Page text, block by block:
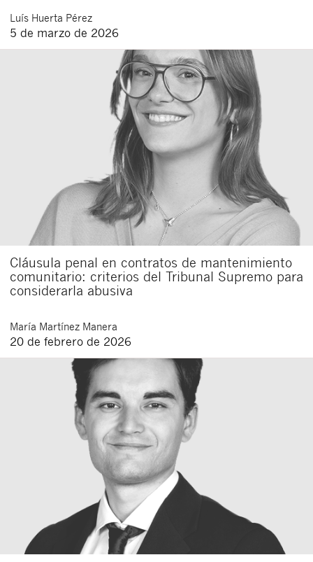
Luís Huerta Pérez
5 de marzo de 2026
Cláusula penal en contratos de mantenimiento
comunitario: criterios del Tribunal Supremo para
considerarla abusiva
María Martínez Manera
20 de febrero de 2026